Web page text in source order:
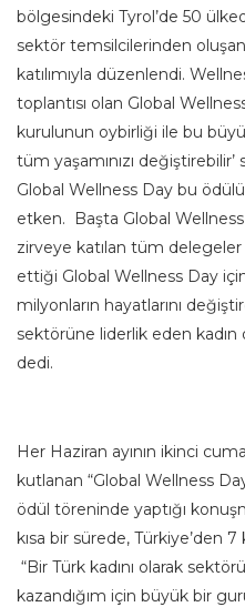
bölgesindeki Tyrol’de 50
sektör temsilcilerinden
katılımıyla düzenlendi.
toplantısı olan Global
kurulunun oybirliği ile bu
tüm yaşamınızı
Global Wellness Day bu
etken. Başta Global
zirveye katılan tüm
ettiği Global Wellness Day için
milyonların hayatlarını
sektörüne liderlik eden
dedi.
Her Haziran ayının ikinci
kutlanan “Global Wellness
ödül töreninde yaptığı
kısa bir sürede, Türkiye’den 7
“Bir Türk kadını olarak
kazandığım için büyük bir